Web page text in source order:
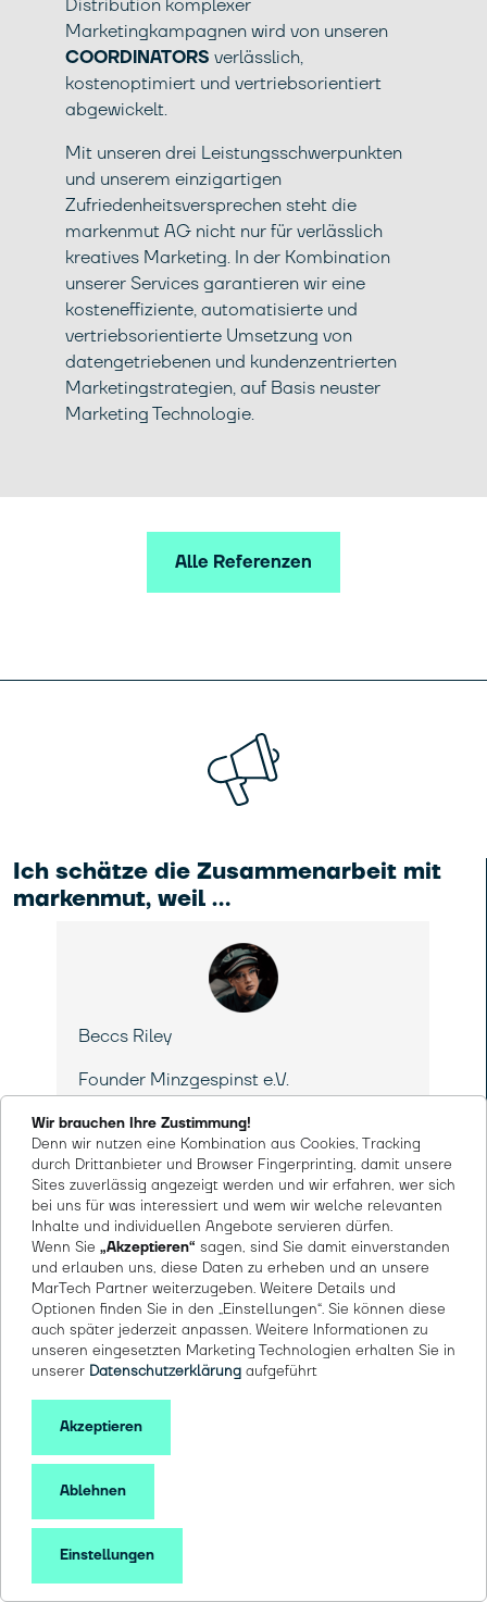
Distribution komplexer
Marketingkampagnen wird von unseren
COORDINATORS verlässlich,
kostenoptimiert und vertriebsorientiert
abgewickelt.
Mit unseren drei Leistungsschwerpunkten
und unserem einzigartigen
Zufriedenheitsversprechen steht die
markenmut AG nicht nur für verlässlich
kreatives Marketing. In der Kombination
unserer Services garantieren wir eine
kosteneffiziente, automatisierte und
vertriebsorientierte Umsetzung von
datengetriebenen und kundenzentrierten
Marketingstrategien, auf Basis neuster
Marketing Technologie.
Alle Referenzen
Ich schätze die Zusammenarbeit mit
markenmut, weil …
Beccs Riley
Founder Minzgespinst e.V.
„ …die markenmutigen Kollegen
verstanden haben, dass Inklusion keine
Bürde ist, sondern die Kernkompetenz
von wahren Werbekreativen und
Vertriebsprofis zeigt: Die Empathie mit
und für Zielgruppen zu wecken!"
On Demand Produktion Referenz-Case
Reisewirtschaft &
Saisonalität: Learnings
Wir brauchen Ihre Zustimmung!
Denn wir nutzen eine Kombination aus Cookies, Tracking
durch Drittanbieter und Browser Fingerprinting, damit unsere
Sites zuverlässig angezeigt werden und wir erfahren, wer sich
bei uns für was interessiert und wem wir welche relevanten
Inhalte und individuellen Angebote servieren dürfen.
Wenn Sie „Akzeptieren“ sagen, sind Sie damit einverstanden
und erlauben uns, diese Daten zu erheben und an unsere
MarTech Partner weiterzugeben. Weitere Details und
Optionen finden Sie in den „Einstellungen“. Sie können diese
auch später jederzeit anpassen. Weitere Informationen zu
unseren eingesetzten Marketing Technologien erhalten Sie in
unserer Datenschutzerklärung aufgeführt
Akzeptieren
Ablehnen
Einstellungen